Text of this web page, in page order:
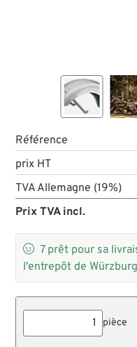
Référence
prix HT
TVA Allemagne (19%)
Prix TVA incl.
 7 prêt pour sa
l'entrepôt de Würzburg
pièce